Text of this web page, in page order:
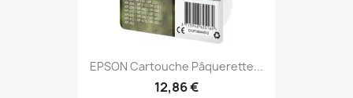
EPSON Cartouche Pâquerette...
12,86 €